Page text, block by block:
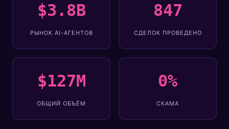
$3.8B
РЫНОК AI-АГЕНТОВ
847
СДЕЛОК ПРОВЕДЕНО
$127M
ОБЩИЙ ОБЪЁМ
0%
СКАМА